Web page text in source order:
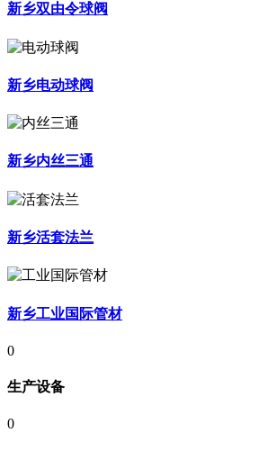
新乡双由令球阀
新乡电动球阀
新乡内丝三通
新乡活套法兰
新乡工业国际管材
0
生产设备
0